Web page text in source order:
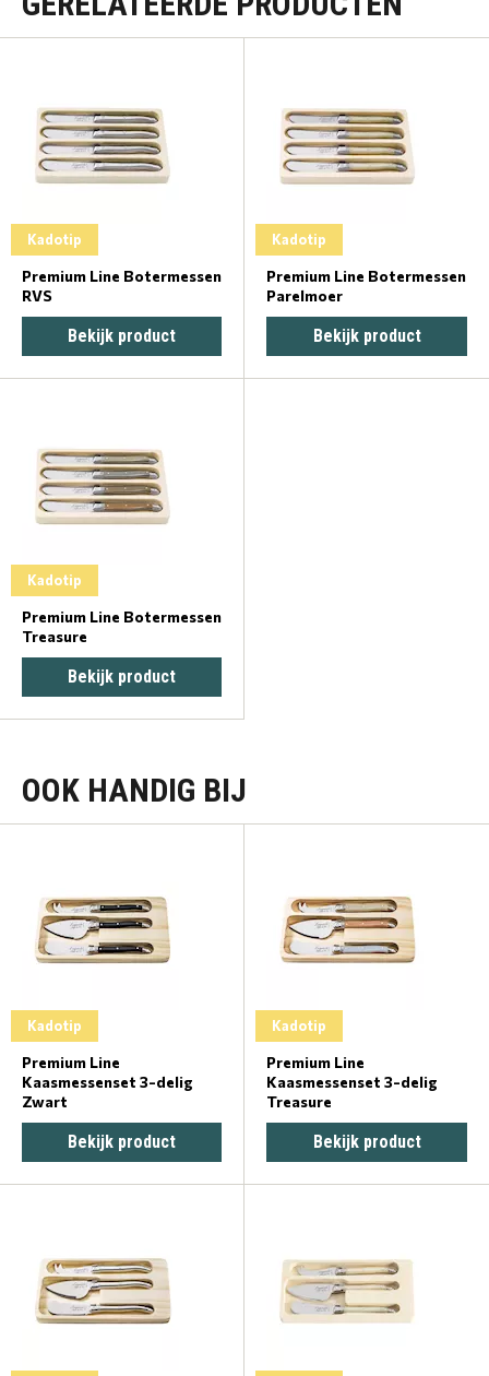
Kadotip
Premium Line Botermessen
RVS
Bekijk product
Kadotip
Premium Line Botermessen
Parelmoer
Bekijk product
Kadotip
Premium Line Botermessen
Treasure
Bekijk product
OOK HANDIG BIJ
Kadotip
Premium Line
Kaasmessenset 3-delig
Zwart
Bekijk product
Kadotip
Premium Line
Kaasmessenset 3-delig
Treasure
Bekijk product